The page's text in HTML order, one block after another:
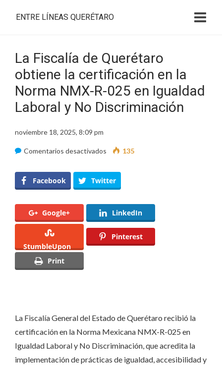
ENTRE LÍNEAS QUERÉTARO
La Fiscalía de Querétaro
obtiene la certificación en la
Norma NMX-R-025 en Igualdad
Laboral y No Discriminación
noviembre 18, 2025, 8:09 pm
Comentarios desactivados en
Fiscalía
de
Querétaro
obtiene
certificación
R-
025
en
Igualdad
135
Facebook Twitter
Google+ LinkedIn
StumbleUpon
Pinterest
Print
La Fiscalía General del Estado de Querétaro recibió la
certificación en la Norma Mexicana NMX-R-025 en
Igualdad Laboral y No Discriminación, que acredita la
implementación de prácticas de igualdad, accesibilidad y